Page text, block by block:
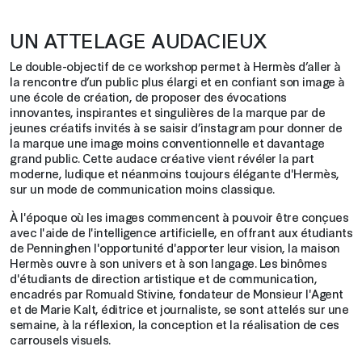
UN ATTELAGE AUDACIEUX
Le double-objectif de ce workshop permet à Hermès d’aller à
la rencontre d’un public plus élargi et en confiant son image à
une école de création, de proposer des évocations
innovantes, inspirantes et singulières de la marque par de
jeunes créatifs invités à se saisir d’instagram pour donner de
la marque une image moins conventionnelle et davantage
grand public. Cette audace créative vient révéler la part
moderne, ludique et néanmoins toujours élégante d'Hermès,
sur un mode de communication moins classique.
À l'époque où les images commencent à pouvoir être conçues
avec l'aide de l'intelligence artificielle, en offrant aux étudiants
de Penninghen l'opportunité d'apporter leur vision, la maison
Hermès ouvre à son univers et à son langage. Les binômes
d'étudiants de direction artistique et de communication,
encadrés par Romuald Stivine, fondateur de Monsieur l'Agent
et de Marie Kalt, éditrice et journaliste, se sont attelés sur une
semaine, à la réflexion, la conception et la réalisation de ces
carrousels visuels.